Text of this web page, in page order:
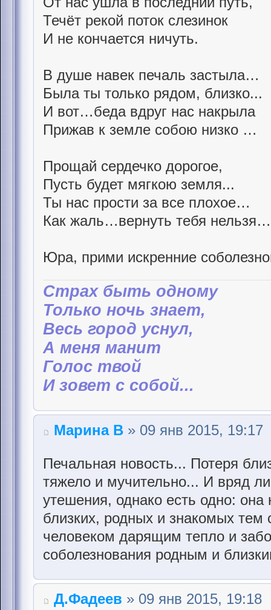
Течёт рекой поток слезинок
И не кончается ничуть.
В душе навек печаль застыла…
Была ты только рядом, близко...
И вот…беда вдруг нас накрыла
Прижав к земле собою низко …
Прощай сердечко дорогое,
Пусть будет мягкою земля...
Ты нас прости за все плохое…
Как жаль…вернуть тебя нельзя…
Юра, прими искренние
Страх быть одному
Только ночь знает,
Весь город уснул,
А меня манит
Голос твой
И зовет с собой...
Марина В » 09 янв 2015, 19:17
Печальная новость... Потеря
тяжело и мучительно... И вряд
утешения, однако есть одно: она
близких, родных и знакомых
человеком дарящим тепло и
соболезнования родным и
Д.Фадеев » 09 янв 2015, 19:18